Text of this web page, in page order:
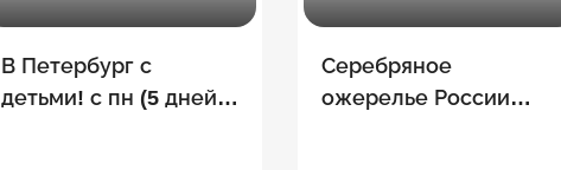
В Петербург с
детьми! с пн (5 дней/4
Серебряное
ожерелье России